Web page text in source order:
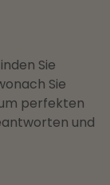
Sie
Sie
perfekten
und